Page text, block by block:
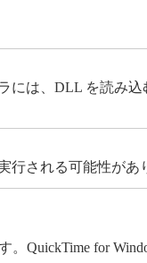
には、DLL を読
行される可能性があ
。QuickTime for